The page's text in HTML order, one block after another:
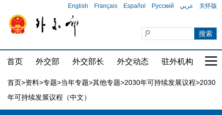
English Français Español Русский عربي 关怀版
首页 外交部 外交部长 外交动态 驻外机构 国
首页>资料>专题>当年专题>其他专题>2030年可持续发展议程>2030
年可持续发展议程（中文）